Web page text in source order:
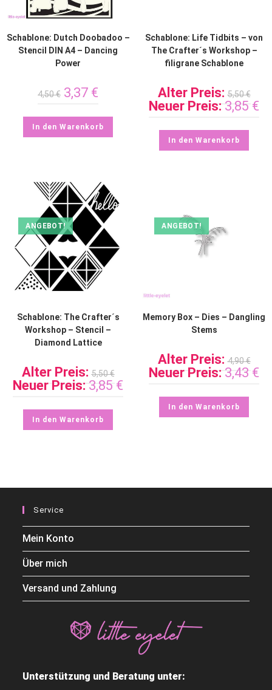
Schablone: Dutch Doobadoo –
Stencil DIN A4 – Dancing
Power
4,50€ 3,37 €
In den Warenkorb
Schablone: Life Tidbits – von
The Crafter´s Workshop –
filigrane Schablone
Alter Preis: 5,50€
Neuer Preis: 3,85 €
In den Warenkorb
ANGEBOT!
Schablone: The Crafter´s
Workshop – Stencil –
Diamond Lattice
Alter Preis: 5,50€
Neuer Preis: 3,85 €
In den Warenkorb
ANGEBOT!
Memory Box – Dies – Dangling
Stems
Alter Preis: 4,90€
Neuer Preis: 3,43 €
In den Warenkorb
Service
Mein Konto
Über mich
Versand und Zahlung
Unterstützung und Beratung unter: